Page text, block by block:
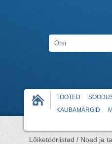
TOOTED
KAUBAMÄRGID
Lõiketööriistad / Noad ja